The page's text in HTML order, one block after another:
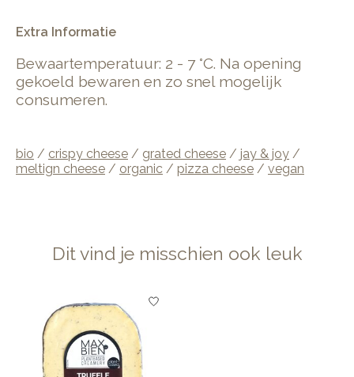
Extra Informatie
Bewaartemperatuur: 2 - 7 °C. Na opening
gekoeld bewaren en zo snel mogelijk
consumeren.
bio / crispy cheese / grated cheese / jay & joy /
meltign cheese / organic / pizza cheese / vegan
Dit vind je misschien ook leuk
Items van productcarrousel